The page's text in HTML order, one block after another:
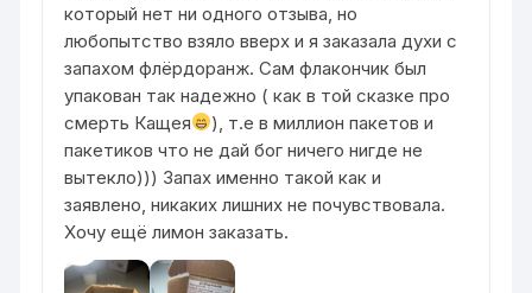
который нет ни одного отзыва, но
любопытство взяло вверх и я заказала духи с
запахом флёрдоранж. Сам флакончик был
упакован так надежно ( как в той сказке про
смерть Кащея
), т.е в миллион пакетов и
пакетиков что не дай бог ничего нигде не
вытекло))) Запах именно такой как и
заявлено, никаких лишних не почувствовала.
Хочу ещё лимон заказать.